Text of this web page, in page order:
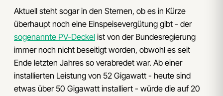
Aktuell steht sogar in den Sternen, ob es in Kürze
überhaupt noch eine Einspeisevergütung gibt - der
sogenannte PV-Deckel ist von der Bundesregierung
immer noch nicht beseitigt worden, obwohl es seit
Ende letzten Jahres so verabredet war. Ab einer
installierten Leistung von 52 Gigawatt - heute sind
etwas über 50 Gigawatt installiert - würde die auf 20